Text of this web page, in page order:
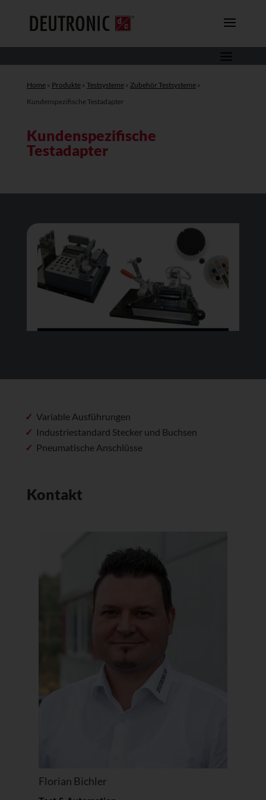
Home» Produkte» Testsysteme» Zubehör Testsysteme»
Kundenspezifische Testadapter
Kundenspezifische
Testadapter
Variable Ausführungen
Industriestandard Stecker und Buchsen
Pneumatische Anschlüsse
Kontakt
Florian Bichler